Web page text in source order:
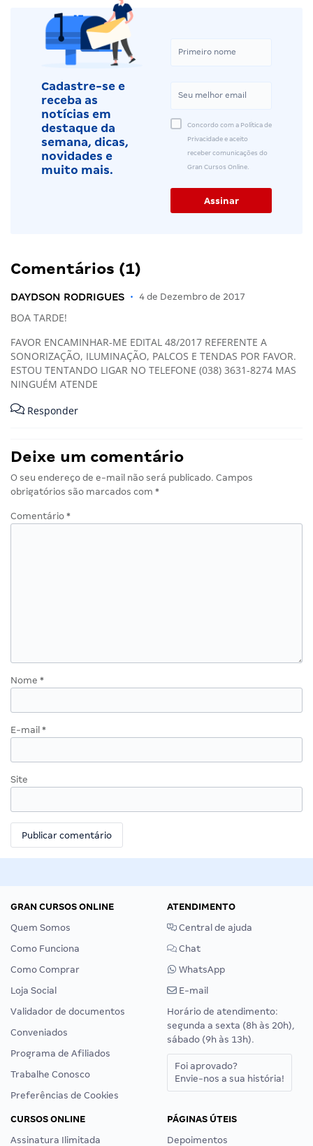
Cadastre-se e
receba as
notícias em
destaque da
semana, dicas,
novidades e
muito mais.
Concordo com a Política de
Privacidade e aceito
receber comunicações do
Gran Cursos Online.
Comentários (1)
DAYDSON RODRIGUES • 4 de Dezembro de 2017
BOA TARDE!
FAVOR ENCAMINHAR-ME EDITAL 48/2017 REFERENTE A
SONORIZAÇÃO, ILUMINAÇÃO, PALCOS E TENDAS POR FAVOR.
ESTOU TENTANDO LIGAR NO TELEFONE (038) 3631-8274 MAS
NINGUÉM ATENDE
Responder
Deixe um comentário
O seu endereço de e-mail não será publicado. Campos
obrigatórios são marcados com *
Comentário *
Nome *
E-mail *
Site
GRAN CURSOS ONLINE
Quem Somos
Como Funciona
Como Comprar
Loja Social
Validador de documentos
Conveniados
Programa de Afiliados
Trabalhe Conosco
Preferências de Cookies
ATENDIMENTO
Central de ajuda
Chat
WhatsApp
E-mail
Horário de atendimento:
segunda a sexta (8h às 20h),
sábado (9h às 13h).
Foi aprovado?
Envie-nos a sua história!
CURSOS ONLINE
Assinatura Ilimitada
PÁGINAS ÚTEIS
Depoimentos